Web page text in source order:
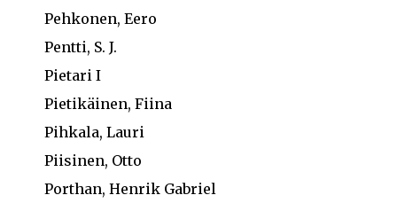
Pehkonen, Eero
Pentti, S. J.
Pietari I
Pietikäinen, Fiina
Pihkala, Lauri
Piisinen, Otto
Porthan, Henrik Gabriel